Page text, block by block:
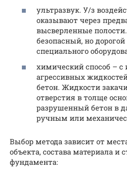
ультразвук. У/з
оказывают через
высверленные
безопасный, но
специального
химический способ – с
агрессивных
бетон. Жидкости
отверстия в толще
разрушенный бетон в
ручным или
Выбор метода зависит от
объекта, состава материала и
фундамента: